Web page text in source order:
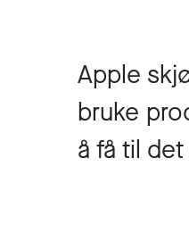
Apple
bruke
å få til